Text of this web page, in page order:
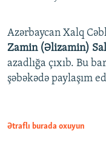
Azərbaycan Xalq
Zamin (Əlizamin)
azadlığa çıxıb. Bu
şəbəkədə paylaşım
Ətraflı burada oxuyun